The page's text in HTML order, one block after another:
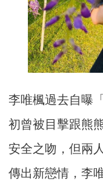
李唯楓過去自曝
初曾被目擊跟熊
安全之吻，但兩
傳出新戀情，李